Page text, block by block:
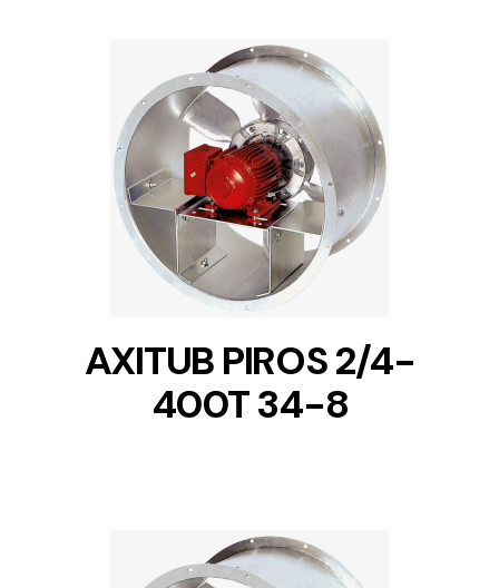
DETAILS
AXITUB PIROS 2/4-
400T 34-8